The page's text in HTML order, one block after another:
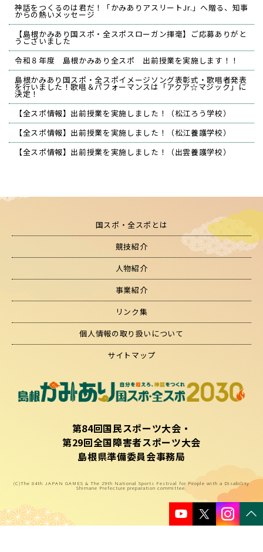
神話をつくるのは君だ！「かみありアスリートJr.」へ贈る、知事
からの熱いメッセージ
【島根かみあり国スポ・全スポスローガン揮毫】ご応募ありがと
うございました
令和８年度 島根かみあり全スポ 出前授業を実施します！！
島根かみあり国スポ・全スポイメージソング表彰式・歌唱者発表
を行いました！歌唱＆パフォーマンスは「アクア☆マジック」に
決定！
【全スポ情報】出前授業を実施しました！（松江ろう学校）
【全スポ情報】出前授業を実施しました！（松江養護学校）
【全スポ情報】出前授業を実施しました！（出雲養護学校）
国スポ・全スポとは
競技紹介
人物紹介
事業紹介
リンク集
個人情報の取り扱いについて
サイトマップ
第84回国民スポーツ大会・
第29回全国障害者スポーツ大会
島根県準備委員会事務局
(C)The 84th JAPAN GAMES & The 29th National Sports Festival for People with a Disability
Shimane Prefecture preparation committee.